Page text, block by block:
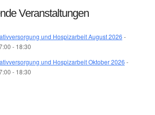
Veranstaltungen
und Hospizarbeit August 2026 -
- 18:30
und Hospizarbeit Oktober 2026 -
- 18:30